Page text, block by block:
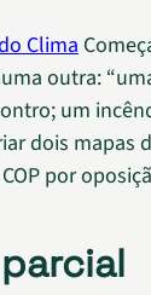
Clima
outra:
um
dois mapas
por